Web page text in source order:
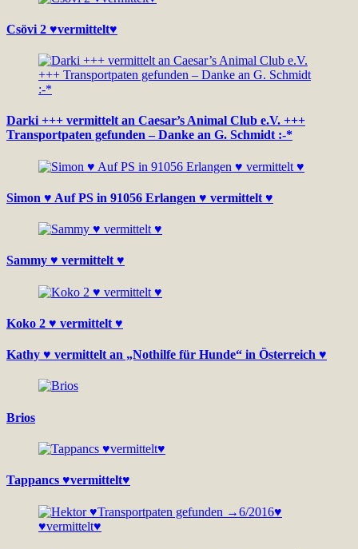
Csövi 2 ♥vermittelt♥
Darki +++ vermittelt an Caesar’s Animal Club e.V. +++
Transportpaten gefunden – Danke an G. Schmidt :-*
Simon ♥ Auf PS in 91056 Erlangen ♥ vermittelt ♥
Sammy ♥ vermittelt ♥
Koko 2 ♥ vermittelt ♥
Kathy ♥ vermittelt an „Nothilfe für Hunde“ in Österreich ♥
Brios
Tappancs ♥vermittelt♥